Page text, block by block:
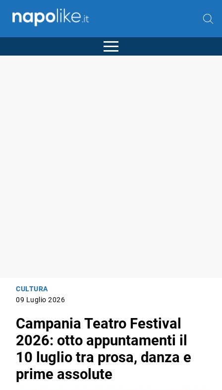
CULTURA
09 Luglio 2026
Campania Teatro Festival
2026: otto appuntamenti il
10 luglio tra prosa, danza e
prime assolute